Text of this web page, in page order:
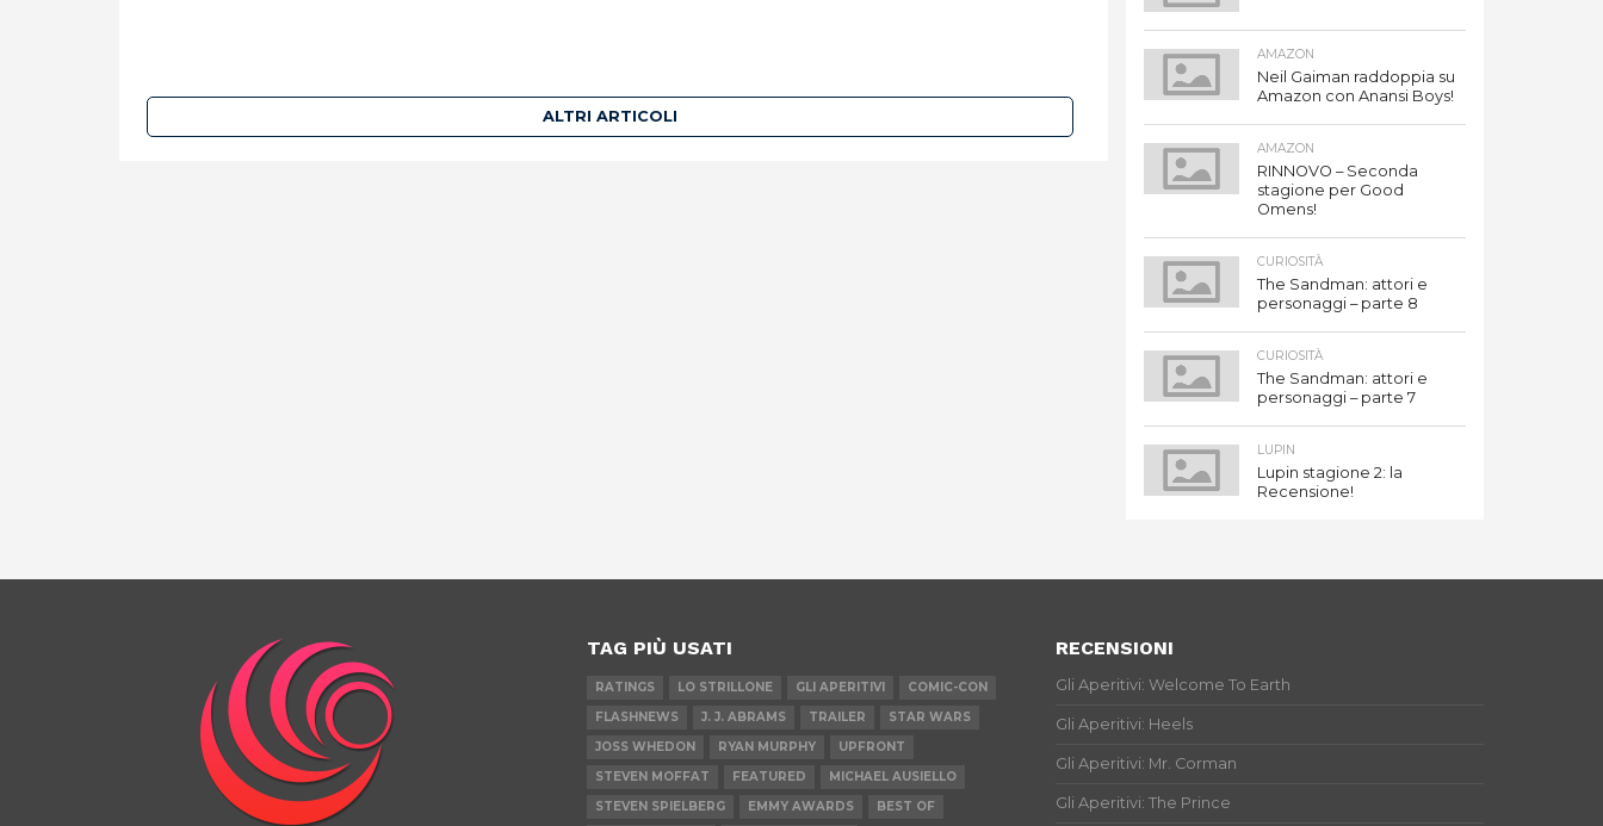
ALTRI ARTICOLI
AMAZON
Neil Gaiman raddoppia su
Amazon con Anansi Boys!
AMAZON
RINNOVO – Seconda
stagione per Good
Omens!
CURIOSITÀ
The Sandman: attori e
personaggi – parte 8
CURIOSITÀ
The Sandman: attori e
personaggi – parte 7
LUPIN
Lupin stagione 2: la
Recensione!
TAG PIÙ USATI
RATINGS LO STRILLONE GLI APERITIVI
COMIC-CON
FLASHNEWS
J. J. ABRAMS TRAILER
STAR WARS
JOSS WHEDON
RYAN MURPHY
UPFRONT
STEVEN MOFFAT
FEATURED
MICHAEL AUSIELLO
STEVEN SPIELBERG
EMMY AWARDS BEST OF
RECENSIONI
Gli Aperitivi: Welcome To Earth
Gli Aperitivi: Heels
Gli Aperitivi: Mr. Corman
Gli Aperitivi: The Prince